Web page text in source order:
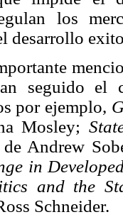
los
desarrollo
seguido el
por ejemplo,
Mosley;
de Andrew
in
and the
Schneider.